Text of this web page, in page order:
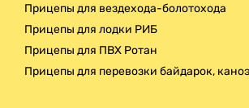
Прицепы для вездехода-болотохода
Прицепы для лодки РИБ
Прицепы для ПВХ Ротан
Прицепы для перевозки байдарок,